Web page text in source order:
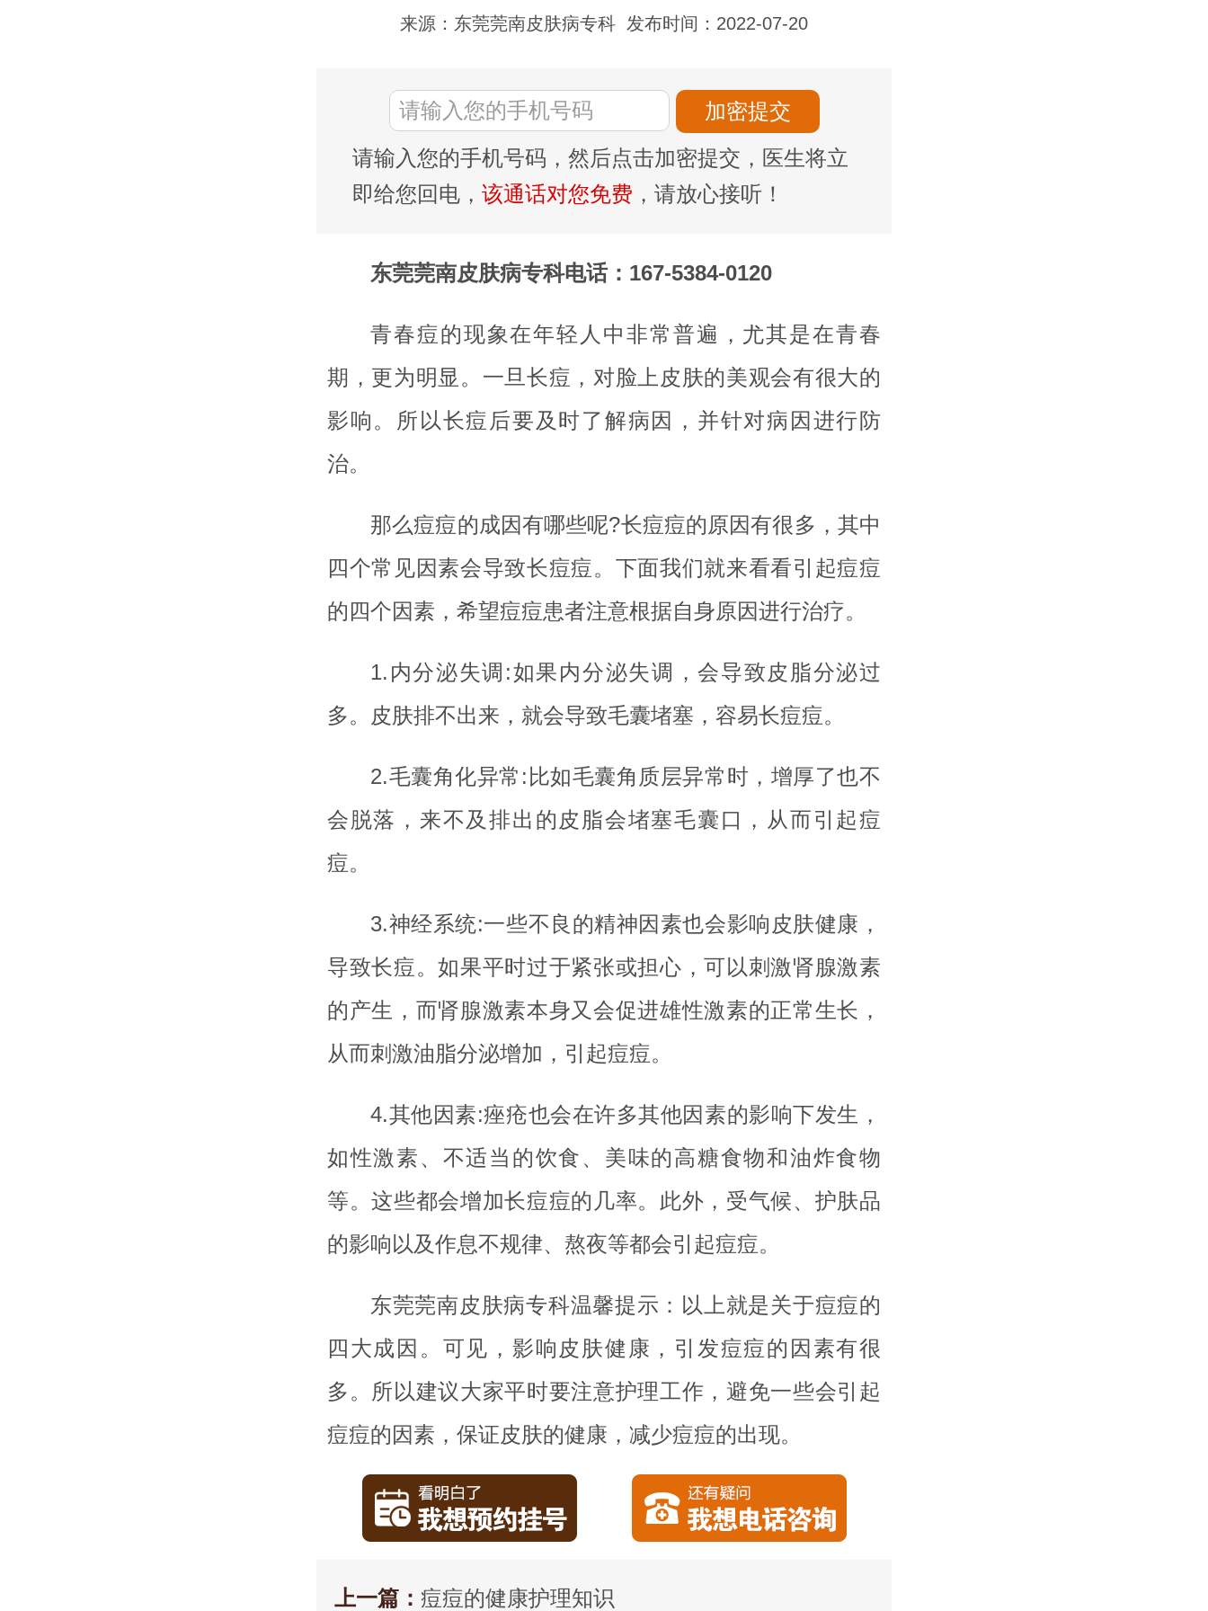
来源：东莞莞南皮肤病专科 发布时间：2022-07-20
请输入您的手机号码，然后点击加密提交，医生将立
即给您回电， 该通话对您免费 ，请放心接听！
东莞莞南皮肤病专科电话：167-5384-0120
青春痘的现象在年轻人中非常普遍，尤其是在青春
期，更为明显。一旦长痘，对脸上皮肤的美观会有很大的
影响。所以长痘后要及时了解病因，并针对病因进行防
治。
那么痘痘的成因有哪些呢?长痘痘的原因有很多，其中
四个常见因素会导致长痘痘。下面我们就来看看引起痘痘
的四个因素，希望痘痘患者注意根据自身原因进行治疗。
1.内分泌失调:如果内分泌失调，会导致皮脂分泌过
多。皮肤排不出来，就会导致毛囊堵塞，容易长痘痘。
2.毛囊角化异常:比如毛囊角质层异常时，增厚了也不
会脱落，来不及排出的皮脂会堵塞毛囊口，从而引起痘
痘。
3.神经系统:一些不良的精神因素也会影响皮肤健康，
导致长痘。如果平时过于紧张或担心，可以刺激肾腺激素
的产生，而肾腺激素本身又会促进雄性激素的正常生长，
从而刺激油脂分泌增加，引起痘痘。
4.其他因素:痤疮也会在许多其他因素的影响下发生，
如性激素、不适当的饮食、美味的高糖食物和油炸食物
等。这些都会增加长痘痘的几率。此外，受气候、护肤品
的影响以及作息不规律、熬夜等都会引起痘痘。
东莞莞南皮肤病专科温馨提示：以上就是关于痘痘的
四大成因。可见，影响皮肤健康，引发痘痘的因素有很
多。所以建议大家平时要注意护理工作，避免一些会引起
痘痘的因素，保证皮肤的健康，减少痘痘的出现。
上一篇： 痘痘的健康护理知识